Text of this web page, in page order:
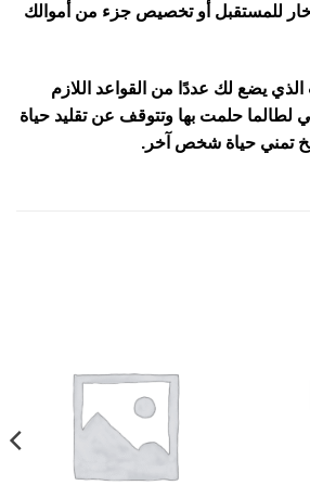
للمستقبل أو تخصيص جزء من أموالك
الذي يضع لك عددًا من القواعد اللازم
لطالما حلمت بها وتتوقف عن تقليد حياة
فخ تمني حياة شخص آخر.